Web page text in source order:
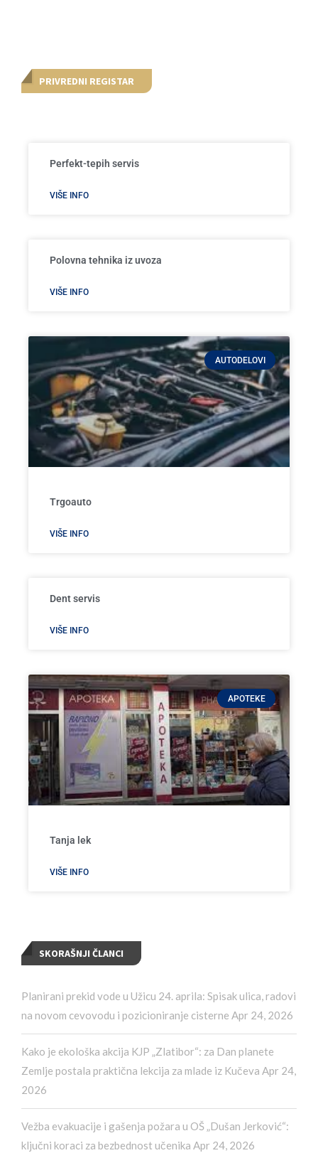
PRIVREDNI REGISTAR
Perfekt-tepih servis
VIŠE INFO
Polovna tehnika iz uvoza
VIŠE INFO
AUTODELOVI
Trgoauto
VIŠE INFO
Dent servis
VIŠE INFO
APOTEKE
Tanja lek
VIŠE INFO
SKORAŠNJI ČLANCI
Planirani prekid vode u Užicu 24. aprila: Spisak ulica, radovi
na novom cevovodu i pozicioniranje cisterne Apr 24, 2026
Kako je ekološka akcija KJP „Zlatibor“: za Dan planete
Zemlje postala praktična lekcija za mlade iz Kučeva Apr 24,
2026
Vežba evakuacije i gašenja požara u OŠ „Dušan Jerković“:
ključni koraci za bezbednost učenika Apr 24, 2026